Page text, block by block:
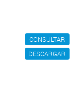
CONSULTAR
DESCARGAR